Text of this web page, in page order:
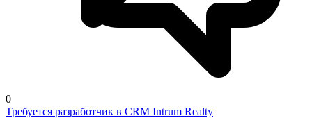
0
Требуется разработчик в CRM Intrum Realty